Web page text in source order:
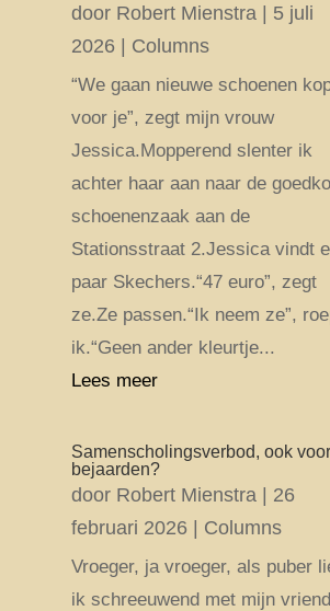
door Robert Mienstra | 5 juli
2026| Columns
“We gaan nieuwe schoenen
voor je”, zegt mijn vrouw
Jessica.Mopperend slenter ik
achter haar aan naar de
schoenenzaak aan de
Stationsstraat 2.Jessica vindt
paar Skechers.“47 euro”, zegt
ze.Ze passen.“Ik neem ze”,
ik.“Geen ander kleurtje...
Lees meer
Samenscholingsverbod, ook voor
bejaarden?
door Robert Mienstra | 26
februari 2026| Columns
Vroeger, ja vroeger, als puber
ik schreeuwend met mijn